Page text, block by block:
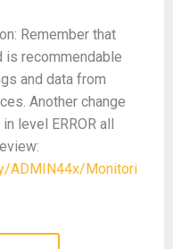
Remember that
is recommendable
and data from
Another change
level ERROR all
ADMIN44x/Monitori